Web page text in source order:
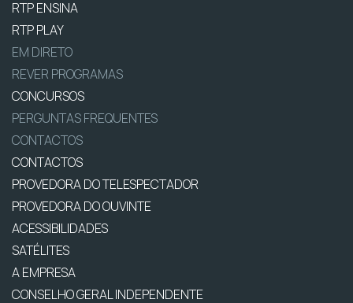
RTP ENSINA
RTP PLAY
EM DIRETO
REVER PROGRAMAS
CONCURSOS
PERGUNTAS FREQUENTES
CONTACTOS
CONTACTOS
PROVEDORA DO TELESPECTADOR
PROVEDORA DO OUVINTE
ACESSIBILIDADES
SATÉLITES
A EMPRESA
CONSELHO GERAL INDEPENDENTE